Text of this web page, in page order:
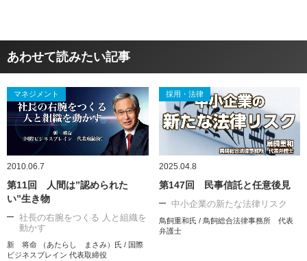
あわせて読みたい記事
マネジメント
2010.06.7
第11回 人間は”認められた
い”生き物
社長の右腕をつくる 人と組織を
動かす
新 将命 （あたらし まさみ）氏 / 国際
ビジネスブレイン 代表取締役
採用・法律
2025.04.8
第147回 民事信託と任意後見
中小企業の新たな法律リスク
鳥飼重和氏 / 鳥飼総合法律事務所 代表
弁護士